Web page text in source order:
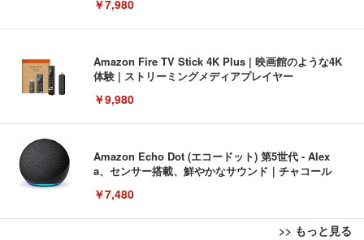
￥7,980
Amazon Fire TV Stick 4K Plus | 映画館のような4K
体験 | ストリーミングメディアプレイヤー
￥9,980
Amazon Echo Dot (エコードット) 第5世代 - Alex
a、センサー搭載、鮮やかなサウンド｜チャコール
￥7,480
>> もっと見る